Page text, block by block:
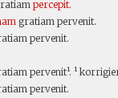
percepit.
gratiam pervenit.
pervenit.
pervenit¹. ¹
pervenit.